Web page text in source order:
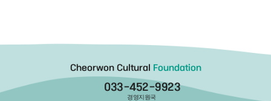
Cheorwon Cultural Foundation
033-452-9923
경영지원국